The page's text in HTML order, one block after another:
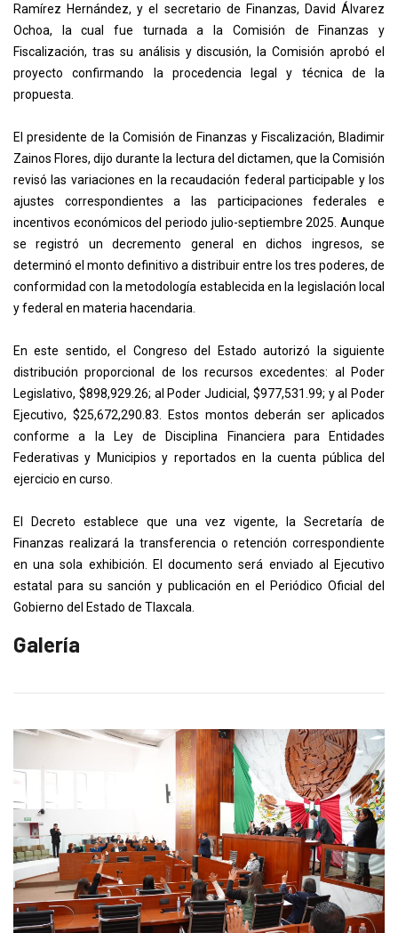
Ramírez Hernández, y el secretario de Finanzas, David Álvarez
Ochoa, la cual fue turnada a la Comisión de Finanzas y
Fiscalización, tras su análisis y discusión, la Comisión aprobó el
proyecto confirmando la procedencia legal y técnica de la
propuesta.
El presidente de la Comisión de Finanzas y Fiscalización, Bladimir
Zainos Flores, dijo durante la lectura del dictamen, que la Comisión
revisó las variaciones en la recaudación federal participable y los
ajustes correspondientes a las participaciones federales e
incentivos económicos del periodo julio-septiembre 2025. Aunque
se registró un decremento general en dichos ingresos, se
determinó el monto definitivo a distribuir entre los tres poderes, de
conformidad con la metodología establecida en la legislación local
y federal en materia hacendaria.
En este sentido, el Congreso del Estado autorizó la siguiente
distribución proporcional de los recursos excedentes: al Poder
Legislativo, $898,929.26; al Poder Judicial, $977,531.99; y al Poder
Ejecutivo, $25,672,290.83. Estos montos deberán ser aplicados
conforme a la Ley de Disciplina Financiera para Entidades
Federativas y Municipios y reportados en la cuenta pública del
ejercicio en curso.
El Decreto establece que una vez vigente, la Secretaría de
Finanzas realizará la transferencia o retención correspondiente
en una sola exhibición. El documento será enviado al Ejecutivo
estatal para su sanción y publicación en el Periódico Oficial del
Gobierno del Estado de Tlaxcala.
Galería